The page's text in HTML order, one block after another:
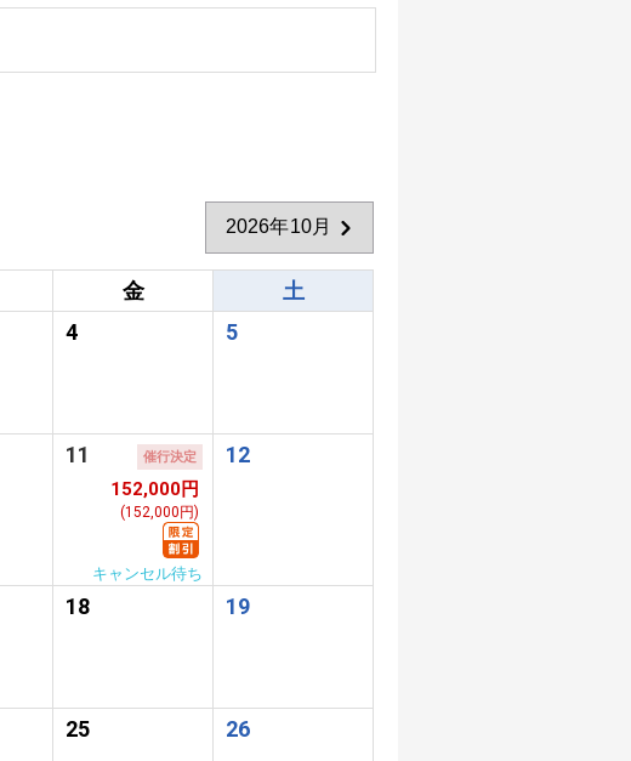
2026年10月
金
土
4 5
11 催行決定
152,000円
(152,000円)
キャンセル待ち
12
18 19
25 26